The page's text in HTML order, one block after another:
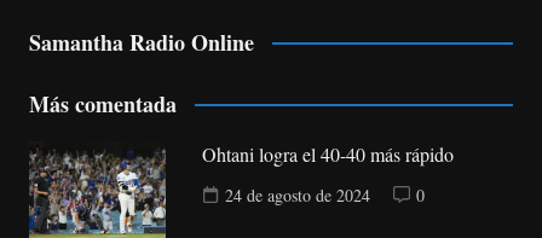
Samantha Radio Online
Más comentada
Ohtani logra el 40-40 más rápido
24 de agosto de 2024 0